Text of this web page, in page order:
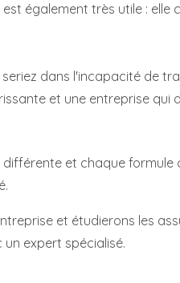
est également très utile :
dans l'incapacité de
et une entreprise qui
et chaque formule
et étudierons les
expert spécialisé.